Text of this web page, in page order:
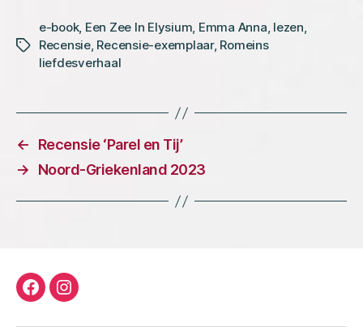
Tags
e-book, Een Zee In Elysium, Emma Anna, lezen,
Recensie, Recensie-exemplaar, Romeins
liefdesverhaal
←
Recensie ‘Parel en Tij’
→
Noord-Griekenland 2023
facebookinstagram